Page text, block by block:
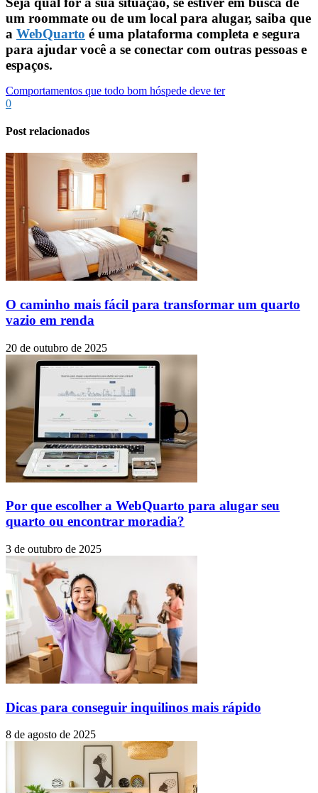
um roommate ou de um local para alugar, saiba que
a WebQuarto é uma plataforma completa e segura
para ajudar você a se conectar com outras pessoas e
espaços.
Comportamentos que todo bom hóspede deve ter
0
Post relacionados
O caminho mais fácil para transformar um quarto
vazio em renda
20 de outubro de 2025
Por que escolher a WebQuarto para alugar seu
quarto ou encontrar moradia?
3 de outubro de 2025
Dicas para conseguir inquilinos mais rápido
8 de agosto de 2025